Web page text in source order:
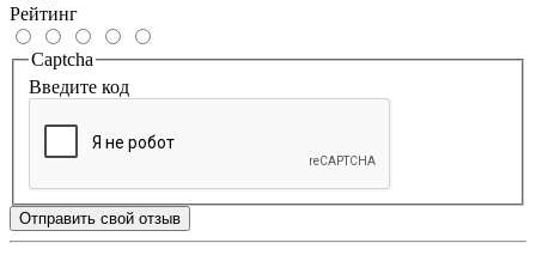
Рейтинг
Captcha
Введите код
Отправить свой отзыв